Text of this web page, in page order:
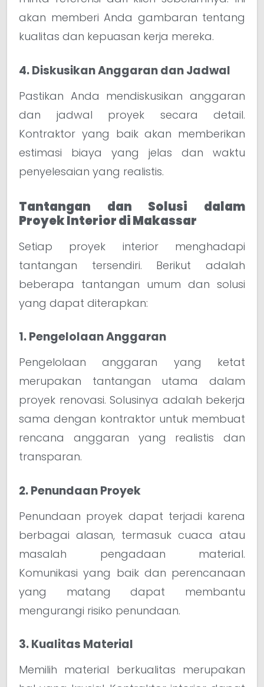
akan memberi Anda gambaran tentang
kualitas dan kepuasan kerja mereka.
4. Diskusikan Anggaran dan Jadwal
Pastikan Anda mendiskusikan anggaran
dan jadwal proyek secara detail.
Kontraktor yang baik akan memberikan
estimasi biaya yang jelas dan waktu
penyelesaian yang realistis.
Tantangan dan Solusi dalam
Proyek Interior di Makassar
Setiap proyek interior menghadapi
tantangan tersendiri. Berikut adalah
beberapa tantangan umum dan solusi
yang dapat diterapkan:
1. Pengelolaan Anggaran
Pengelolaan anggaran yang ketat
merupakan tantangan utama dalam
proyek renovasi. Solusinya adalah bekerja
sama dengan kontraktor untuk membuat
rencana anggaran yang realistis dan
transparan.
2. Penundaan Proyek
Penundaan proyek dapat terjadi karena
berbagai alasan, termasuk cuaca atau
masalah pengadaan material.
Komunikasi yang baik dan perencanaan
yang matang dapat membantu
mengurangi risiko penundaan.
3. Kualitas Material
Memilih material berkualitas merupakan